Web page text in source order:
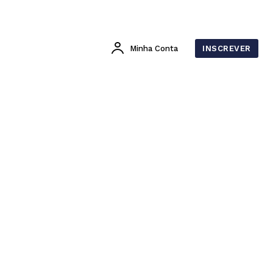
Minha Conta INSCREVER